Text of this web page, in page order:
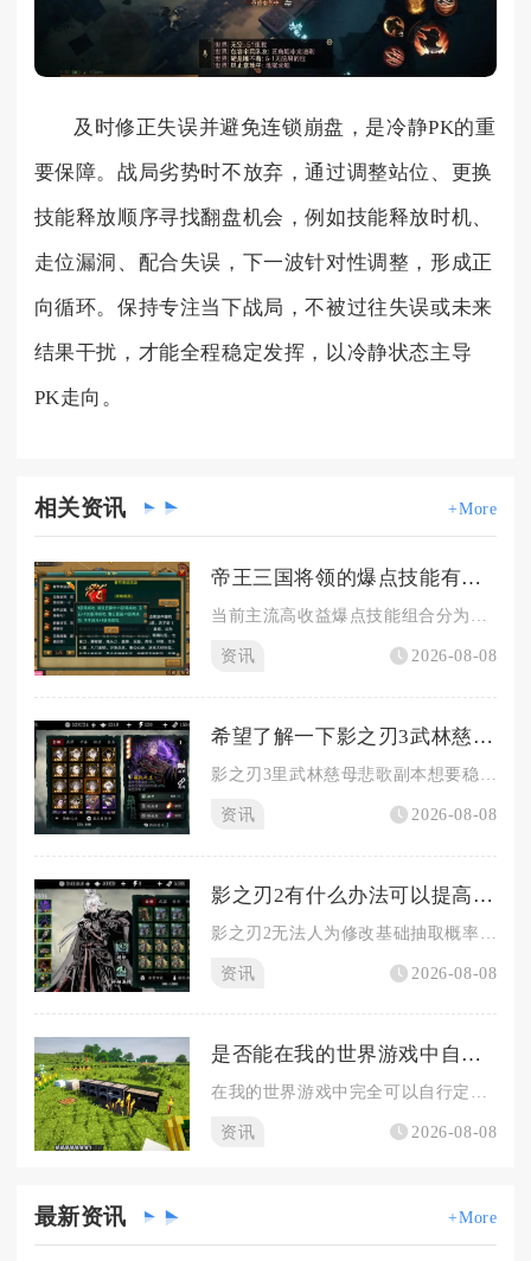
及时修正失误并避免连锁崩盘，是冷静PK的重
要保障。战局劣势时不放弃，通过调整站位、更换
技能释放顺序寻找翻盘机会，例如技能释放时机、
走位漏洞、配合失误，下一波针对性调整，形成正
向循环。保持专注当下战局，不被过往失误或未来
结果干扰，才能全程稳定发挥，以冷静状态主导
PK走向。
相关资讯 +More
帝王三国将领的爆点技能有哪些推荐的组合
当前主流高收益爆点技能组合分为四类，分别是怒气循环爆发组合、...
资讯 2026-08-08
希望了解一下影之刃3武林慈母悲歌的攻略
资讯 2026-08-08
影之刃2有什么办法可以提高抽取几率
资讯 2026-08-08
是否能在我的世界游戏中自行定制村庄
资讯 2026-08-08
最新资讯 +More